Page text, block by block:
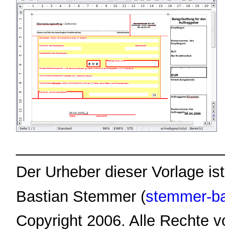
Der Urheber dieser Vorlage
Bastian Stemmer (stemmer-
Copyright 2006. Alle Rechte